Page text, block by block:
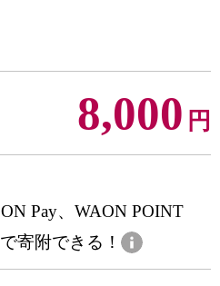
8,000 円
Pay、WAON POINT
寄附できる！